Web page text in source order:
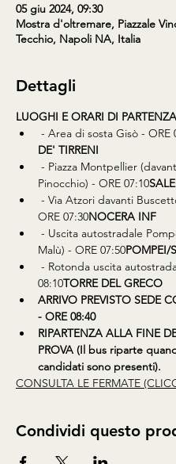
05 giu 2024, 09:30
Mostra d'oltremare, Piazzale
Tecchio, Napoli NA, Italia
Dettagli
LUOGHI E ORARI DI PARTENZA
- Area di sosta Gisò - ORE
DE' TIRRENI
Pinocchio) - ORE 07:10
ORE 07:30NOCERA INF
Malù) - ORE 07:50POMPEI/
08:10TORRE DEL GRECO
ARRIVO PREVISTO SEDE
- ORE 08:40
RIPARTENZA ALLA FINE
PROVA (Il bus riparte
candidati sono presenti).
CONSULTA LE FERMATE
Condividi questo